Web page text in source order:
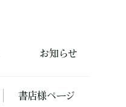
お知らせ
書店様ページ